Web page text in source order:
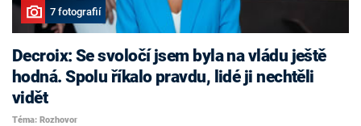
7 fotografií
Decroix: Se svoločí jsem byla na vládu ještě
hodná. Spolu říkalo pravdu, lidé ji nechtěli
vidět
Téma: Rozhovor